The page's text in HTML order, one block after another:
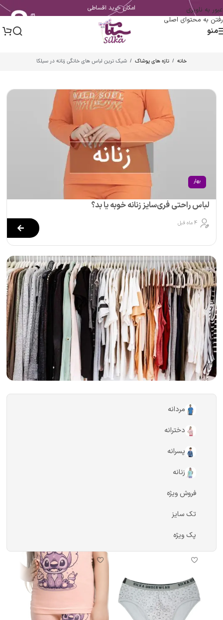
عبور به ناوبری
رفتن به محتوای اصلی
امکان خرید اقساطی
منو
خانه / تازه های پوشاک / شیک ترین لباس های خانگی زنانه در سیلکا
لباس راحتی فری‌سایز زنانه خوبه یا بد؟
4 ماه قبل
بهار
مردانه
دخترانه
پسرانه
زنانه
فروش ویژه
تک سایز
پک ویژه